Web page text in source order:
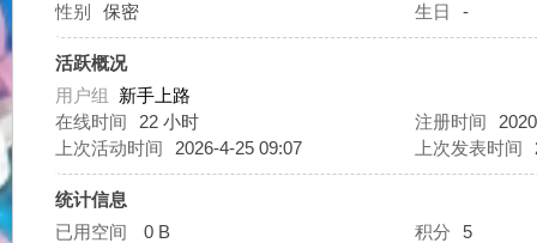
性别 保密 生日 -
活跃概况
用户组 新手上路
在线时间
22 小时 注册时间
上次活动时间
2026-4-25 09:07 上次发表时间
统计信息
已用空间
0 B 积分
5